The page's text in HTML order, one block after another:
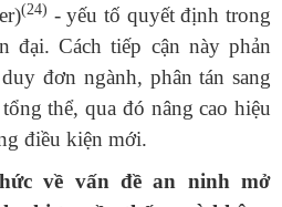
(24) - yếu tố quyết định trong
đại. Cách tiếp cận này phản
đơn ngành, phân tán sang
thể, qua đó nâng cao hiệu
điều kiện mới.
về vấn đề an ninh mở